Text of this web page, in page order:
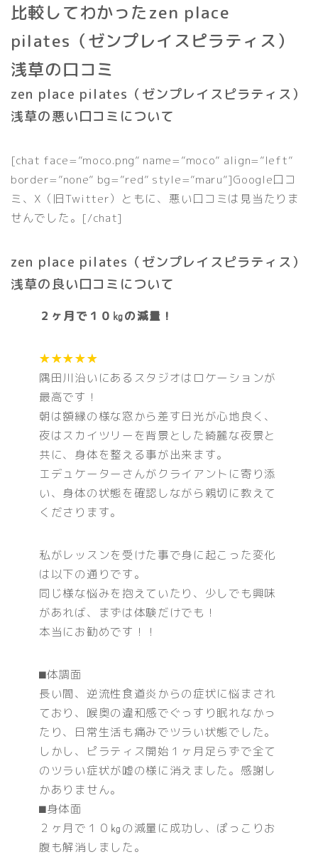
比較してわかったzen place
pilates（ゼンプレイスピラティス）
浅草の口コミ
zen place pilates（ゼンプレイスピラティス）
浅草の悪い口コミについて
[chat face=”moco.png” name=”moco” align=”left”
border=”none” bg=”red” style=”maru”]Google口コ
ミ、X（旧Twitter）ともに、悪い口コミは見当たりま
せんでした。[/chat]
zen place pilates（ゼンプレイスピラティス）
浅草の良い口コミについて
２ヶ月で１０㎏の減量！
★★★★★
隅田川沿いにあるスタジオはロケーションが
最高です！
朝は額縁の様な窓から差す日光が心地良く、
夜はスカイツリーを背景とした綺麗な夜景と
共に、身体を整える事が出来ます。
エデュケーターさんがクライアントに寄り添
い、身体の状態を確認しながら親切に教えて
くださります。
私がレッスンを受けた事で身に起こった変化
は以下の通りです。
同じ様な悩みを抱えていたり、少しでも興味
があれば、まずは体験だけでも！
本当にお勧めです！！
⬛︎体調面
長い間、逆流性食道炎からの症状に悩まされ
ており、喉奥の違和感でぐっすり眠れなかっ
たり、日常生活も痛みでツラい状態でした。
しかし、ピラティス開始１ヶ月足らずで全て
のツラい症状が嘘の様に消えました。感謝し
かありません。
⬛︎身体面
２ヶ月で１０㎏の減量に成功し、ぽっこりお
腹も解消しました。